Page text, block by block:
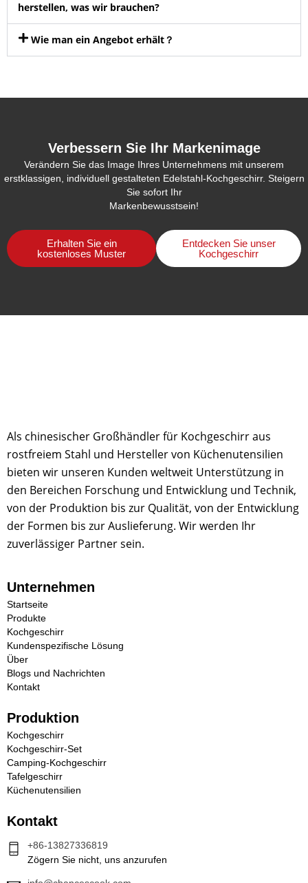
herstellen, was wir brauchen?
Wie man ein Angebot erhält？
Verbessern Sie Ihr Markenimage
Verändern Sie das Image Ihres Unternehmens mit unserem
erstklassigen, individuell gestalteten Edelstahl-Kochgeschirr. Steigern
Sie sofort Ihr
Markenbewusstsein!
Erhalten Sie ein
kostenloses Muster
Entdecken Sie unser
Kochgeschirr
Als chinesischer Großhändler für Kochgeschirr aus
rostfreiem Stahl und Hersteller von Küchenutensilien
bieten wir unseren Kunden weltweit Unterstützung in
den Bereichen Forschung und Entwicklung und Technik,
von der Produktion bis zur Qualität, von der Entwicklung
der Formen bis zur Auslieferung. Wir werden Ihr
zuverlässiger Partner sein.
Unternehmen
Startseite
Produkte
Kochgeschirr
Kundenspezifische Lösung
Über
Blogs und Nachrichten
Kontakt
Produktion
Kochgeschirr
Kochgeschirr-Set
Camping-Kochgeschirr
Tafelgeschirr
Küchenutensilien
Kontakt
+86-13827336819
Zögern Sie nicht, uns anzurufen